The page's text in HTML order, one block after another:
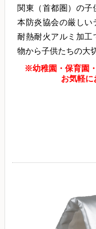
関東（首都圏）の子
本防炎協会の厳しい
耐熱耐火アルミ加工
物から子供たちの大
※幼稚園・保育園
お気軽に